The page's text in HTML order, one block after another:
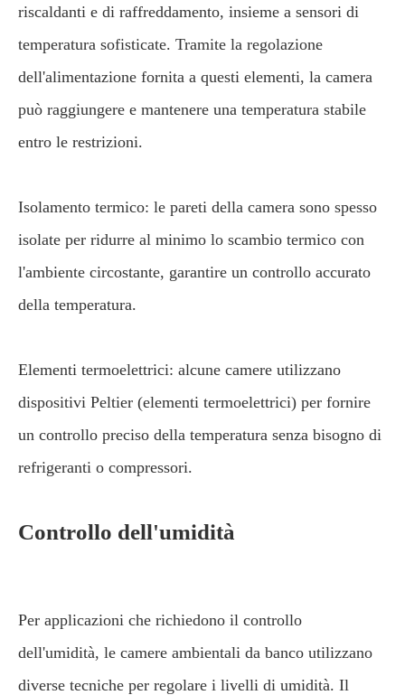
riscaldanti e di raffreddamento, insieme a sensori di
temperatura sofisticate. Tramite la regolazione
dell'alimentazione fornita a questi elementi, la camera
può raggiungere e mantenere una temperatura stabile
entro le restrizioni.
Isolamento termico: le pareti della camera sono spesso
isolate per ridurre al minimo lo scambio termico con
l'ambiente circostante, garantire un controllo accurato
della temperatura.
Elementi termoelettrici: alcune camere utilizzano
dispositivi Peltier (elementi termoelettrici) per fornire
un controllo preciso della temperatura senza bisogno di
refrigeranti o compressori.
Controllo dell'umidità
Per applicazioni che richiedono il controllo
dell'umidità, le camere ambientali da banco utilizzano
diverse tecniche per regolare i livelli di umidità. Il